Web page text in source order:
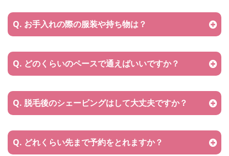
Q. お手入れの際の服装や持ち物は？
Q. どのくらいのペースで通えばいいですか？
Q. 脱⽑後のシェービングはして⼤丈夫ですか？
Q. どれくらい先まで予約をとれますか？